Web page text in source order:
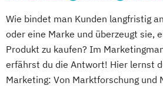
Wie bindet man Kunden langfristig
oder eine Marke und überzeugt sie,
Produkt zu kaufen? Im
erfährst du die Antwort! Hier lernst
Marketing: Von Marktforschung und